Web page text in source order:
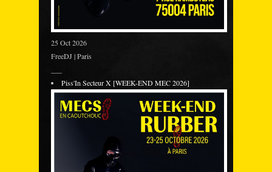
25 Oct 2026
FreeDJ | Paris
Piss'In Secteur X [WEEK-END MEC 2026]